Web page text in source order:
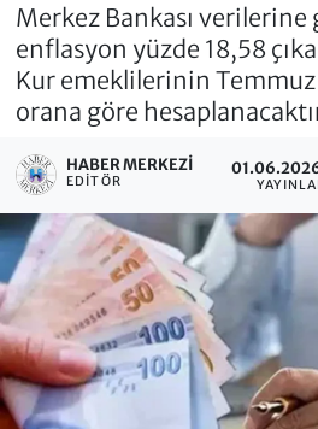
Merkez Bankası verilerine
enflasyon yüzde 18,58
Kur emeklilerinin Temmuz
orana göre
HABER MERKEZI
EDITÖR